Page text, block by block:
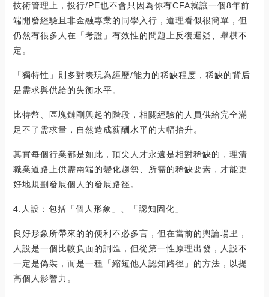
技術管理上，投行/PE也不會只因為你有CFA就讓一個8年前
端開發經驗且非金融專業的同學入行，道理看似很簡單，但
仍然有很多人在「考證」有效性的問題上反復遲疑、舉棋不
定。
「獨特性」則多對表現為經歷/能力的稀缺程度，稀缺的背后
是需求與供給的失衡水平。
比特幣、區塊鏈剛興起的階段，相關經驗的人員供給完全滿
足不了需求量，自然造成薪酬水平的大幅抬升。
其實每個行業都是如此，頂尖人才永遠是相對稀缺的，理清
職業道路上供需兩端的變化趨勢、所需的稀缺要素，才能更
好地規劃發展個人的發展路徑。
4.人設：包括「個人形象」、「認知固化」
良好形象所帶來的的便利不必多言，但在當前的輿論場里，
人設是一個比較負面的詞匯，但從第一性原理出發，人設不
一定是偽裝，而是一種「縮短他人認知路徑」的方法，以提
高個人影響力。